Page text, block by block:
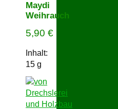
Maydi
Weihrauch
5,90€
Inhalt:
15g